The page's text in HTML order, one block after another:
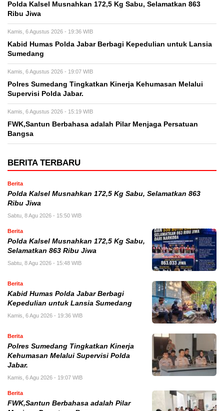
Polda Kalsel Musnahkan 172,5 Kg Sabu, Selamatkan 863
Ribu Jiwa
Kamis, 6 Agustus 2026 - 19:36 WIB
Kabid Humas Polda Jabar Berbagi Kepedulian untuk Lansia
Sumedang
Kamis, 6 Agustus 2026 - 19:07 WIB
Polres Sumedang Tingkatkan Kinerja Kehumasan Melalui
Supervisi Polda Jabar.
Kamis, 6 Agustus 2026 - 15:19 WIB
FWK,Santun Berbahasa adalah Pilar Menjaga Persatuan
Bangsa
BERITA TERBARU
Berita
Polda Kalsel Musnahkan 172,5 Kg Sabu, Selamatkan 863
Ribu Jiwa
Sabtu, 8 Agu 2026 - 15:50 WIB
Berita
Polda Kalsel Musnahkan 172,5 Kg Sabu,
Selamatkan 863 Ribu Jiwa
Sabtu, 8 Agu 2026 - 15:48 WIB
Berita
Kabid Humas Polda Jabar Berbagi
Kepedulian untuk Lansia Sumedang
Kamis, 6 Agu 2026 - 19:36 WIB
Berita
Polres Sumedang Tingkatkan Kinerja
Kehumasan Melalui Supervisi Polda
Jabar.
Kamis, 6 Agu 2026 - 19:07 WIB
Berita
FWK,Santun Berbahasa adalah Pilar